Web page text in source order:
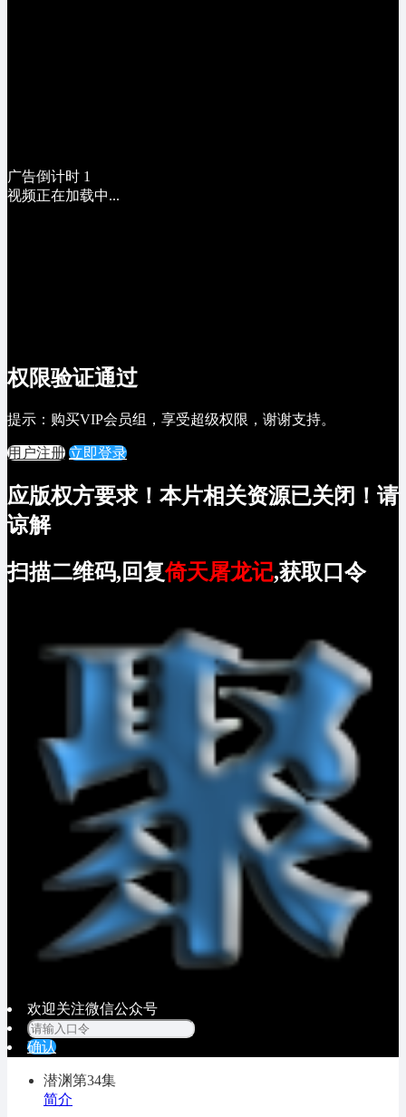
广告倒计时 1
视频正在加载中...
权限验证通过
提示：购买VIP会员组，享受超级权限，谢谢支持。
用户注册 立即登录
应版权方要求！本片相关资源已关闭！请
谅解
扫描二维码,回复倚天屠龙记,获取口令
欢迎关注微信公众号
确认
潜渊第34集
简介